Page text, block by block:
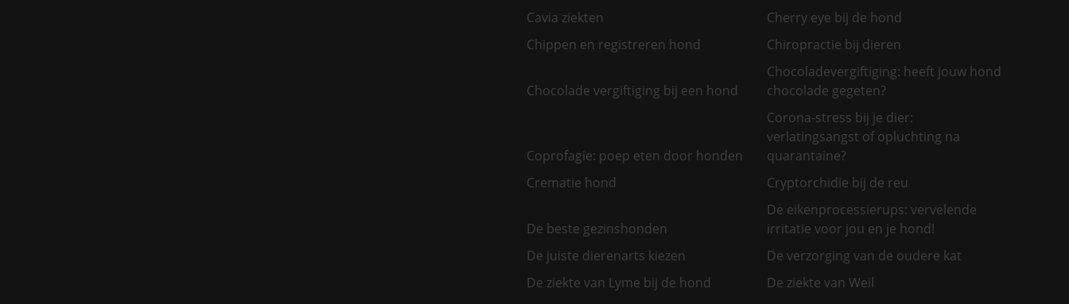
Cavia ziekten
Cherry eye bij de hond
Chippen en registreren hond
Chiropractie bij dieren
Chocolade vergiftiging bij een hond
Chocoladevergiftiging: heeft jouw hond
chocolade gegeten?
Coprofagie: poep eten door honden
Corona-stress bij je dier:
verlatingsangst of opluchting na
quarantaine?
Crematie hond
Cryptorchidie bij de reu
De beste gezinshonden
De eikenprocessierups: vervelende
irritatie voor jou en je hond!
De juiste dierenarts kiezen
De verzorging van de oudere kat
De ziekte van Lyme bij de hond
De ziekte van Weil